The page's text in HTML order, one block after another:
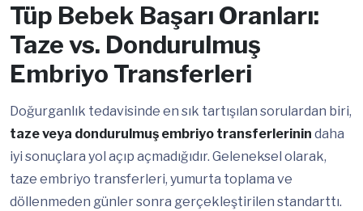
Tüp Bebek Başarı Oranları:
Taze vs. Dondurulmuş
Embriyo Transferleri
Doğurganlık tedavisinde en sık tartışılan sorulardan biri,
taze veya dondurulmuş embriyo transferlerinin daha
iyi sonuçlara yol açıp açmadığıdır. Geleneksel olarak,
taze embriyo transferleri, yumurta toplama ve
döllenmeden günler sonra gerçekleştirilen standarttı.